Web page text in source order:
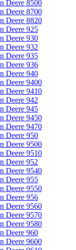
Deere 8500
Deere 8700
Deere 8820
Deere 925
Deere 930
Deere 932
Deere 935
Deere 936
Deere 940
Deere 9400
Deere 9410
Deere 942
Deere 945
Deere 9450
Deere 9470
Deere 950
Deere 9500
Deere 9510
Deere 952
Deere 9540
Deere 955
Deere 9550
Deere 956
Deere 9560
Deere 9570
Deere 9580
Deere 960
Deere 9600